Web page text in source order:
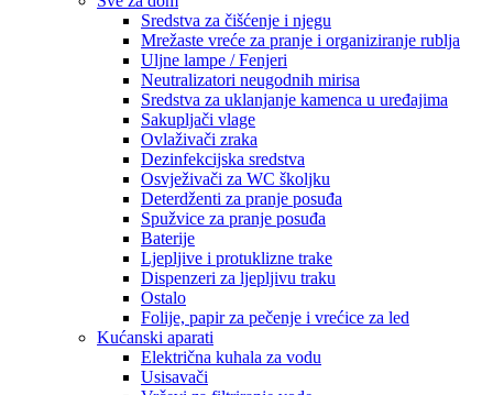
Sredstva za čišćenje i njegu
Mrežaste vreće za pranje i organiziranje rublja
Uljne lampe / Fenjeri
Neutralizatori neugodnih mirisa
Sredstva za uklanjanje kamenca u uređajima
Sakupljači vlage
Ovlaživači zraka
Dezinfekcijska sredstva
Osvježivači za WC školjku
Deterdženti za pranje posuđa
Spužvice za pranje posuđa
Baterije
Ljepljive i protuklizne trake
Dispenzeri za ljepljivu traku
Ostalo
Folije, papir za pečenje i vrećice za led
Kućanski aparati
Električna kuhala za vodu
Usisavači